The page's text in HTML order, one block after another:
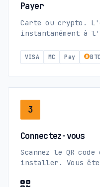
Payer
Carte ou crypto.
instantanément à
VISA MC Pay BTC
3
Connectez-vous
Scannez le QR code
installer. Vous